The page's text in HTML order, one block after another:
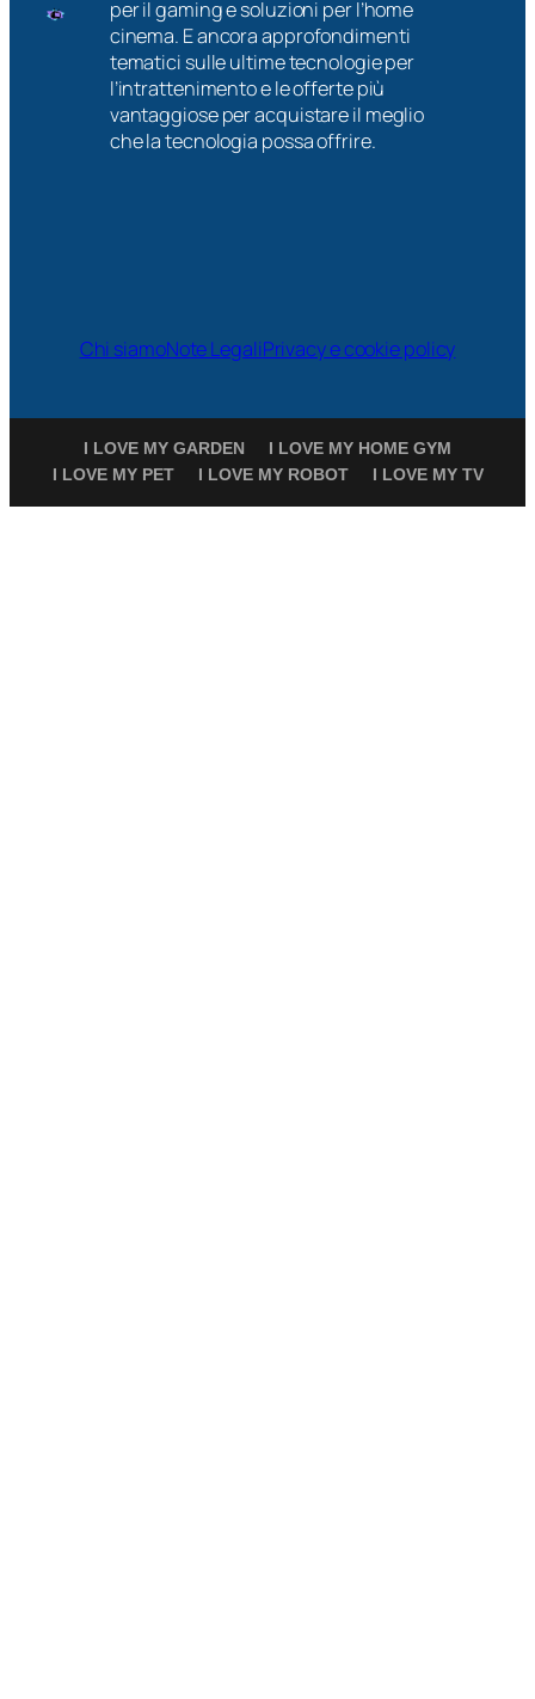
per il gaming e soluzioni per l’home
cinema. E ancora approfondimenti
tematici sulle ultime tecnologie per
l’intrattenimento e le offerte più
vantaggiose per acquistare il meglio
che la tecnologia possa offrire.
Chi siamoNote LegaliPrivacy e cookie policy
I LOVE MY GARDEN
I LOVE MY HOME GYM
I LOVE MY PET
I LOVE MY ROBOT I LOVE MY TV